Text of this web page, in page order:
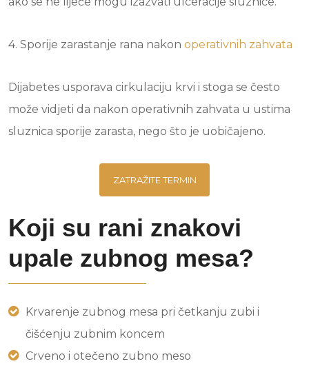
4. Sporije zarastanje rana nakon operativnih zahvata
Dijabetes usporava cirkulaciju krvi i stoga se često
može vidjeti da nakon operativnih zahvata u ustima
sluznica sporije zarasta, nego što je uobičajeno.
ZATRAŽITE TERMIN
Koji su rani znakovi
upale zubnog mesa?
Krvarenje zubnog mesa pri četkanju zubi i
čišćenju zubnim koncem
Crveno i otečeno zubno meso